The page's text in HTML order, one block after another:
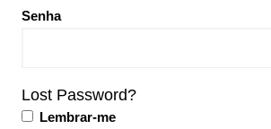
Senha
Lost Password?
Lembrar-me